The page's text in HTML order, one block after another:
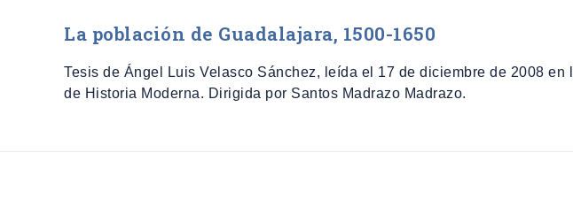
La población de Guadalajara, 1500-1650
Tesis de Ángel Luis Velasco Sánchez, leída el 17 de diciembre de 2008
de Historia Moderna. Dirigida por Santos Madrazo Madrazo.